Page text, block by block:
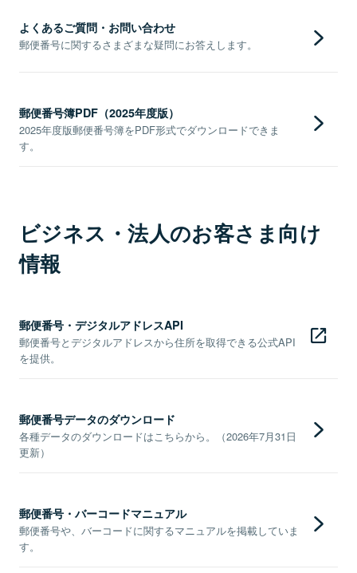
よくあるご質問・お問い合わせ
郵便番号に関するさまざまな疑問にお答えします。
郵便番号簿PDF（2025年度版）
2025年度版郵便番号簿をPDF形式でダウンロードできま
す。
ビジネス・法人のお客さま向け
情報
郵便番号・デジタルアドレスAPI
郵便番号とデジタルアドレスから住所を取得できる公式API
を提供。
郵便番号データのダウンロード
各種データのダウンロードはこちらから。（2026年7月31日
更新）
郵便番号・バーコードマニュアル
郵便番号や、バーコードに関するマニュアルを掲載していま
す。